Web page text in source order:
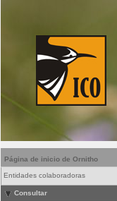
Página de inicio de Ornitho
Entidades colaboradoras
Consultar